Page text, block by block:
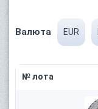
Валюта EUR
№ лота